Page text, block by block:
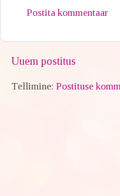
Postita kommentaar
Uuem postitus
Tellimine:Postituse